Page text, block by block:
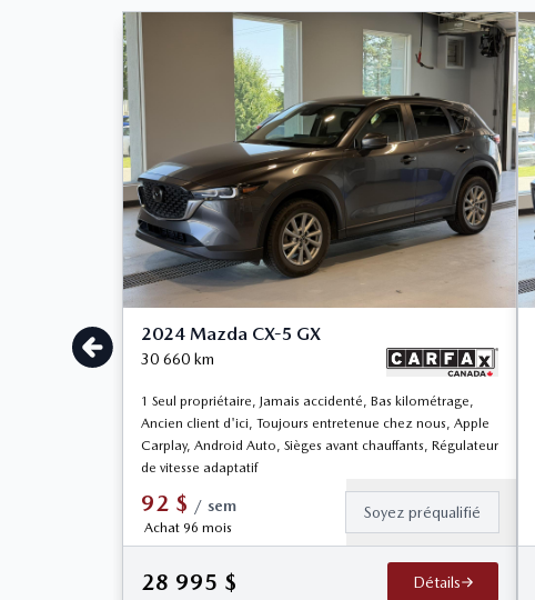
2024 Mazda CX-5 GX
30 660km
1 Seul propriétaire, Jamais accidenté, Bas kilométrage,
Ancien client d'ici, Toujours entretenue chez nous, Apple
Carplay, Android Auto, Sièges avant chauffants, Régulateur
de vitesse adaptatif
92 $ / sem
Achat 96 mois
Soyez préqualifié
28 995 $ Détails